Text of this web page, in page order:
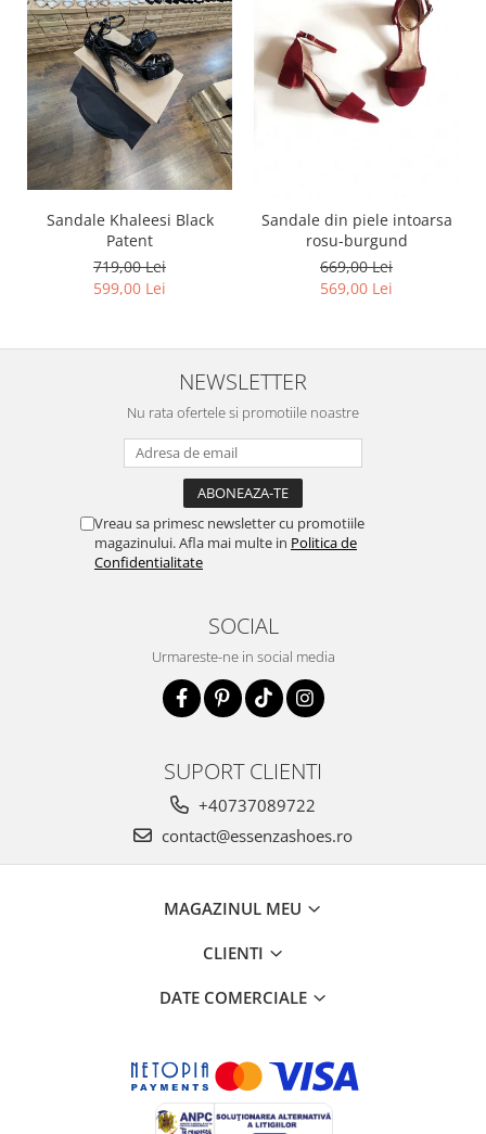
Sandale Khaleesi Black
Patent
719,00 Lei
599,00 Lei
Sandale din piele intoarsa
rosu-burgund
669,00 Lei
569,00 Lei
NEWSLETTER
Nu rata ofertele si promotiile noastre
Vreau sa primesc newsletter cu promotiile
magazinului. Afla mai multe in Politica de
Confidentialitate
SOCIAL
Urmareste-ne in social media
SUPORT CLIENTI
+40737089722
contact@essenzashoes.ro
MAGAZINUL MEU
CLIENTI
DATE COMERCIALE